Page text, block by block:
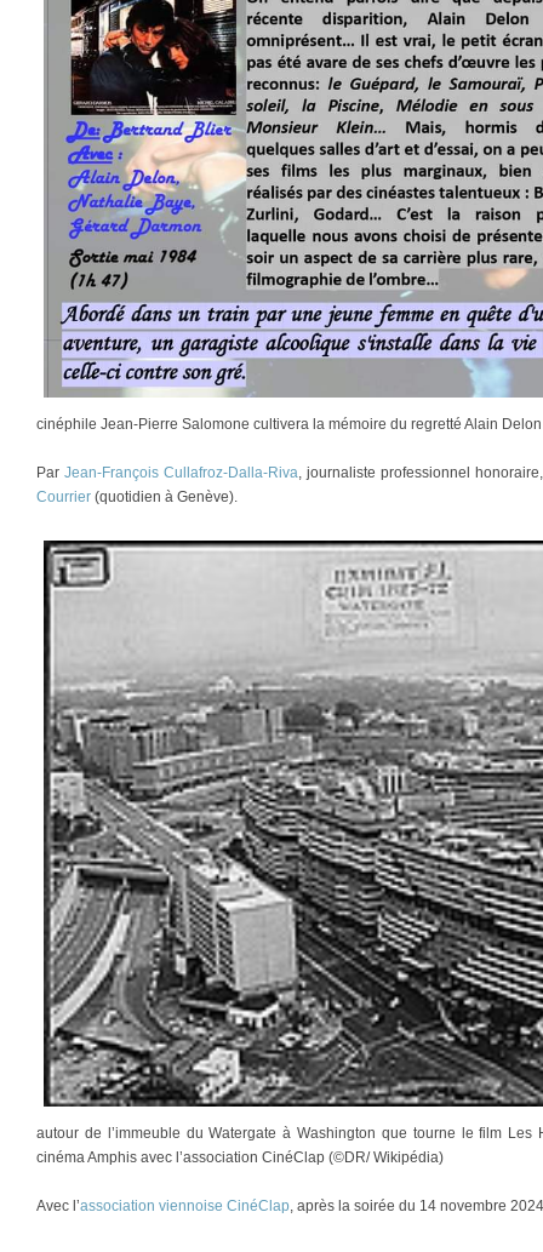
cinéphile Jean-Pierre Salomone cultivera la mémoire du regretté Alain
Par Jean-François Cullafroz-Dalla-Riva , journaliste professionnel
Courrier (quotidien à Genève).
autour de l’immeuble du Watergate à Washington que tourne le film
cinéma Amphis avec l’association CinéClap (©DR/ Wikipédia)
Avec l’association viennoise CinéClap, après la soirée du 14 novembre